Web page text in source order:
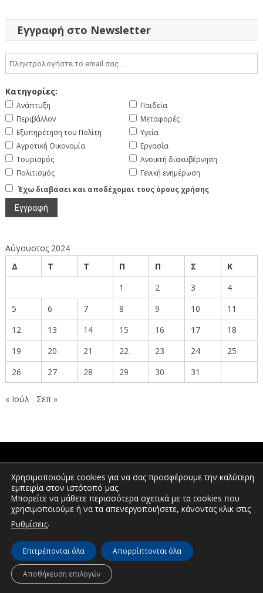
Εγγραφή στο Newsletter
Κατηγορίες:
Ανάπτυξη
Περιβάλλον
Εξυπηρέτηση του Πολίτη
Αγροτική Οικονομία
Τουρισμός
Πολιτισμός
Παιδεία
Μεταφορές
Υγεία
Εργασία
Ανοικτή διακυβέρνηση
Γενική ενημέρωση
Έχω διαβάσει και αποδέχομαι τους όρους χρήσης
Αύγουστος 2024
Δ
Τ Τ Π Π Σ
Κ
1
2 3
4
5
6 7 8 9 10
11
12
13 14 15 16 17
18
19
20 21 22 23 24
25
26
27 28 29 30 31
« Ιούλ Σεπ »
ΠΟΛΙΤΕΣ
ΕΠΕΝΔΥΤΕΣ
© Διεύθυνση Διαφάνειας & Ηλεκτρονικής Διακυβέρνησης | Περιφέρεια
Δυτικής Μακεδονίας | 2026
Πλοήγηση
Δήλωση προσβασιμότητας
Χρησιμοποιούμε cookies για να σας προσφέρουμε την καλύτερη
εμπειρία στον ιστότοπό μας.
Μπορείτε να μάθετε περισσότερα σχετικά με τα cookies που
χρησιμοποιούμε ή να τα απενεργοποιήσετε, κάνοντας κλικ στις
Ρυθμίσεις.
Επιτρέπονται όλα Απορρίπτονται όλα
Αποθήκευση επιλογών